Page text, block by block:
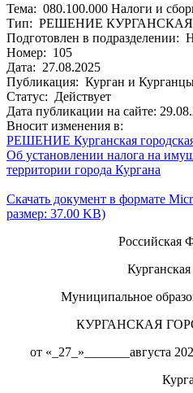
Тема: 080.100.000 Налоги и
Тип: РЕШЕНИЕ
Подготовлен в
Номер: 105
Дата: 27.08.2025
Публикация: Курган и
Статус: Действует
Дата публикации на сайте:
Вносит изменения в:
РЕШЕНИЕ Курганская
Об установлении налога на
территории города Кургана
Скачать документ в формате
размер: 37.00 KB)
Российская
Курганская
Муниципальное
КУРГАНСКАЯ
от «_27_»_______августа